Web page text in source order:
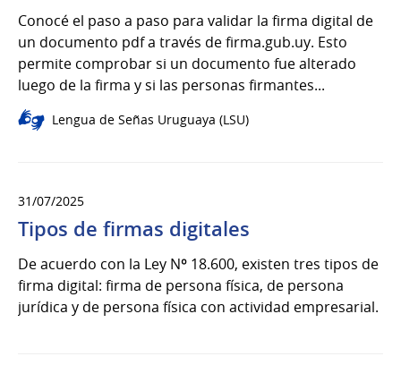
Conocé el paso a paso para validar la firma digital de
un documento pdf a través de firma.gub.uy. Esto
permite comprobar si un documento fue alterado
luego de la firma y si las personas firmantes...
Lengua de Señas Uruguaya (LSU)
31/07/2025
Tipos de firmas digitales
De acuerdo con la Ley Nº 18.600, existen tres tipos de
firma digital: firma de persona física, de persona
jurídica y de persona física con actividad empresarial.